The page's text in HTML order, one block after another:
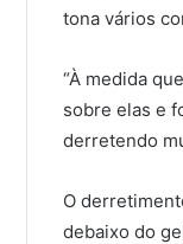
tona vários
“À medida
sobre elas e
derretendo
O
debaixo do